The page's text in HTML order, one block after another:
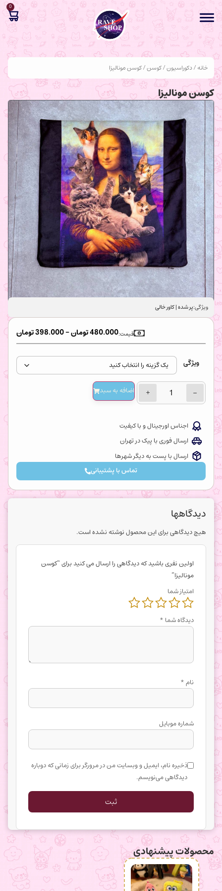
0
خانه/دکوراسیون/کوسن/ کوسن مونالیزا
کوسن مونالیزا
ویژگی:پر شده | کاور خالی
480.000تومان–
398.000تومان قیمت:
ویژگی
−
+ اضافه‌ به سبد
اجناس اورجینال و با کیفیت
ارسال فوری با پیک در تهران
ارسال با پست به دیگر شهرها
تماس با پشتیبانی
دیدگاهها
هیچ دیدگاهی برای این محصول نوشته نشده است.
اولین نفری باشید که دیدگاهی را ارسال می کنید برای “کوسن
مونالیزا”
امتیاز شما
دیدگاه شما *
نام*
شماره موبایل
ذخیره نام، ایمیل و وبسایت من در مرورگر برای زمانی که دوباره
دیدگاهی می‌نویسم.
محصولات پیشنهادی